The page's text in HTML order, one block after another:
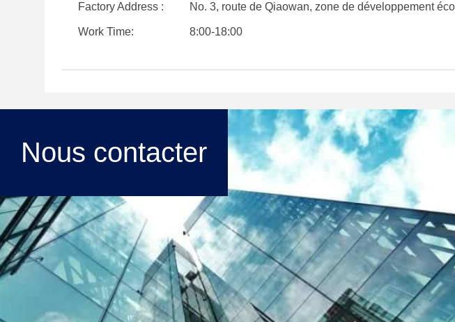
Factory Address : No. 3, route de Qiaowan, zone de développement
Work Time: 8:00-18:00
Nous contacter